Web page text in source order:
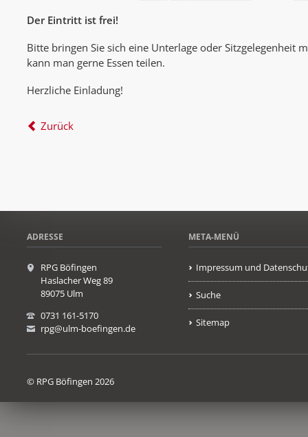
Der Eintritt ist frei!
Bitte bringen Sie sich eine Unterlage oder Sitzgelegenheit
kann man gerne Essen teilen.
Herzliche Einladung!
Zurück
ADRESSE
RPG Böfingen
Haslacher Weg 89
89075 Ulm
0731 161-5170
rpg@ulm-boefingen.de
META-MENÜ
Impressum und
Suche
Sitemap
© RPG Böfingen 2026